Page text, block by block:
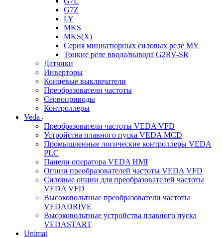
G7Z
LY
MKS
MKS(X)
Серия миниатюрных силовых реле MY
Тонкие реле ввода/вывода G2RV-SR
Датчики
Инверторы
Концевые выключатели
Преобразователи частоты
Сервоприводы
Контроллеры
Veda
Преобразователи частоты VEDA VFD
Устройства плавного пуска VEDA MCD
Промышленные логические контроллеры VEDA
PLC
Панели оператора VEDA HMI
Опции преобразователей частоты VEDA VFD
Силовые опции для преобразователей частоты
VEDA VFD
Высоковольтные преобразователи частоты
VEDADRIVE
Высоковольтные устройства плавного пуска
VEDASTART
Unimat